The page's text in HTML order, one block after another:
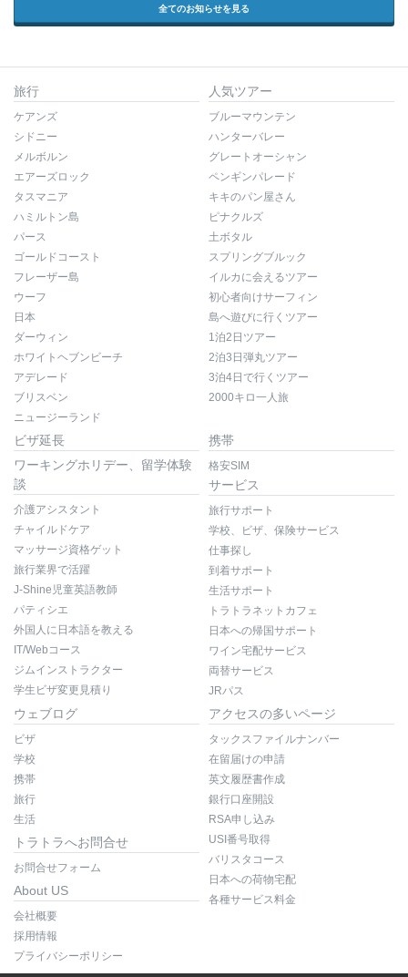
全てのお知らせを見る
旅行
ケアンズ
シドニー
メルボルン
エアーズロック
タスマニア
ハミルトン島
パース
ゴールドコースト
フレーザー島
ウーフ
日本
ダーウィン
ホワイトヘブンビーチ
アデレード
ブリスベン
ニュージーランド
人気ツアー
ブルーマウンテン
ハンターバレー
グレートオーシャン
ペンギンパレード
キキのパン屋さん
ピナクルズ
土ボタル
スプリングブルック
イルカに会えるツアー
初心者向けサーフィン
島へ遊びに行くツアー
1泊2日ツアー
2泊3日弾丸ツアー
3泊4日で行くツアー
2000キロ一人旅
ビザ延長
ワーキングホリデー、留学体験
談
介護アシスタント
チャイルドケア
マッサージ資格ゲット
旅行業界で活躍
J-Shine児童英語教師
パティシエ
外国人に日本語を教える
IT/Webコース
ジムインストラクター
学生ビザ変更見積り
携帯
格安SIM
サービス
旅行サポート
学校、ビザ、保険サービス
仕事探し
到着サポート
生活サポート
トラトラネットカフェ
日本への帰国サポート
ワイン宅配サービス
両替サービス
JRパス
ウェブログ
ビザ
学校
携帯
旅行
生活
トラトラへお問合せ
お問合せフォーム
About US
会社概要
採用情報
プライバシーポリシー
アクセスの多いページ
タックスファイルナンバー
在留届けの申請
英文履歴書作成
銀行口座開設
RSA申し込み
USI番号取得
バリスタコース
日本への荷物宅配
各種サービス料金